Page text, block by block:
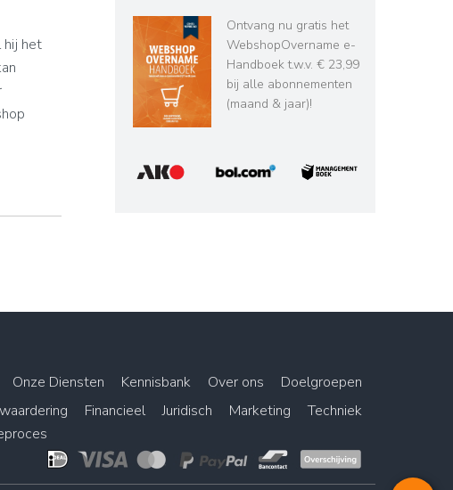
hij het
Ontvang nu gratis het
WebshopOvername e-
Handboek t.w.v. € 23,99
bij alle abonnementen
(maand & jaar)!
Onze Diensten Kennisbank Over ons
Doelgroepen
Financieel Juridisch Marketing
Techniek